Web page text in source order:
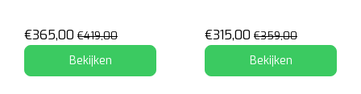
€365,00 €419,00
Bekijken
€315,00 €359,00
Bekijken